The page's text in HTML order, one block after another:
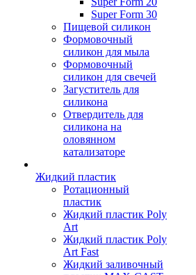
Super Form 30
Пищевой силикон
Формовочный
силикон для мыла
Формовочный
силикон для свечей
Загуститель для
силикона
Отвердитель для
силикона на
оловянном
катализаторе
Жидкий пластик
Ротационный
пластик
Жидкий пластик Poly
Art
Жидкий пластик Poly
Art Fast
Жидкий заливочный